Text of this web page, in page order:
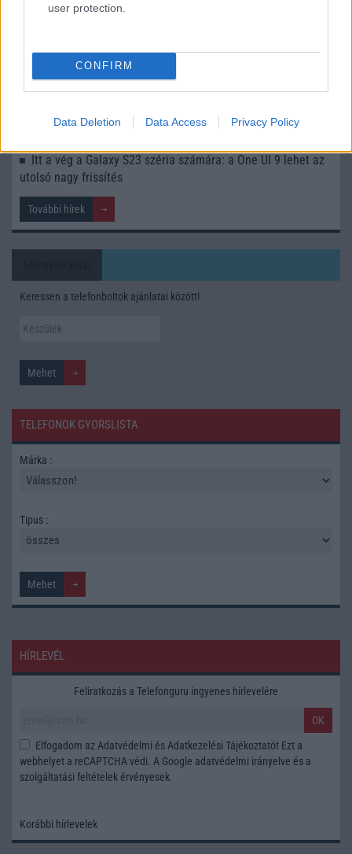
user protection.
CONFIRM
Data Deletion Data Access Privacy Policy
Ez a rejtett Samsung funkció teljesen megváltoztatja a
Nem biztos, hogy érdemes kivárni az iPhone 18 Prot
A Galaxy S25 is megkaphatja a Galaxy S26 egyik legjobb
Élőképeken a Dark Cherry színű iPhone 18 Pro Max!
Itt a vég a Galaxy S23 széria számára: a One UI 9 lehet az
utolsó nagy frissítés
További hírek
Keressen a telefonboltok ajánlatai között!
TELEFONOK GYORSLISTA
Márka :
Tipus :
HÍRLEVÉL
Feliratkozás a Telefonguru ingyenes hírlevelére
OK
Elfogadom az Adatvédelmi és Adatkezelési Tájékoztatót Ezt a
webhelyet a reCAPTCHA védi. A Google adatvédelmi irányelve és a
szolgáltatási feltételek érvényesek.
Korábbi hírlevelek